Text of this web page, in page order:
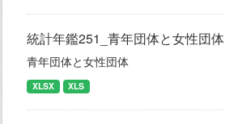
統計年鑑251_青年団体と女性団体
青年団体と女性団体
XLSX XLS